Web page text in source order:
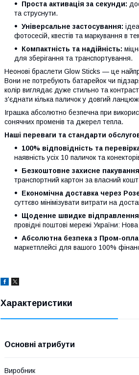
Проста активація за секунди:
та струснути.
Універсальне застосування:
фотосесій, квестів та маркування в
Компактність та надійність:
для зберігання та транспортування.
Неонові браслети Glow Sticks — це
Вони не потребують батарейок чи
колір виглядає дуже стильно та
з'єднати кілька паличок у довгий
Іграшка абсолютно безпечна при
сонячних променів та джерел тепла.
Наші переваги та стандарти
100% відповідність та
наявність усіх 10 паличок та
Безкоштовне захисне
транспортний картон за власний
Економічна доставка через
суттєво мінімізувати витрати на
Щоденне швидке
провідні поштові мережі України:
Абсолютна безпека з Пром-
маркетплейсі для вашого 100%
Характеристики
Основні атрибути
Виробник